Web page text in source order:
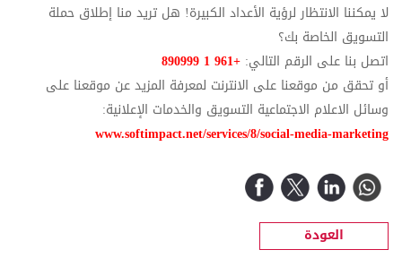
لا يمكننا الانتظار لرؤية الأعداد الكبيرة! هل تريد منا إطلاق حملة
التسويق الخاصة بك؟
اتصل بنا على الرقم التالي: +961 1 890999
أو تحقق من موقعنا على الانترنت لمعرفة المزيد عن موقعنا على
وسائل الاعلام الاجتماعية التسويق والخدمات الإعلانية:
www.softimpact.net/services/8/social-media-marketing
العودة